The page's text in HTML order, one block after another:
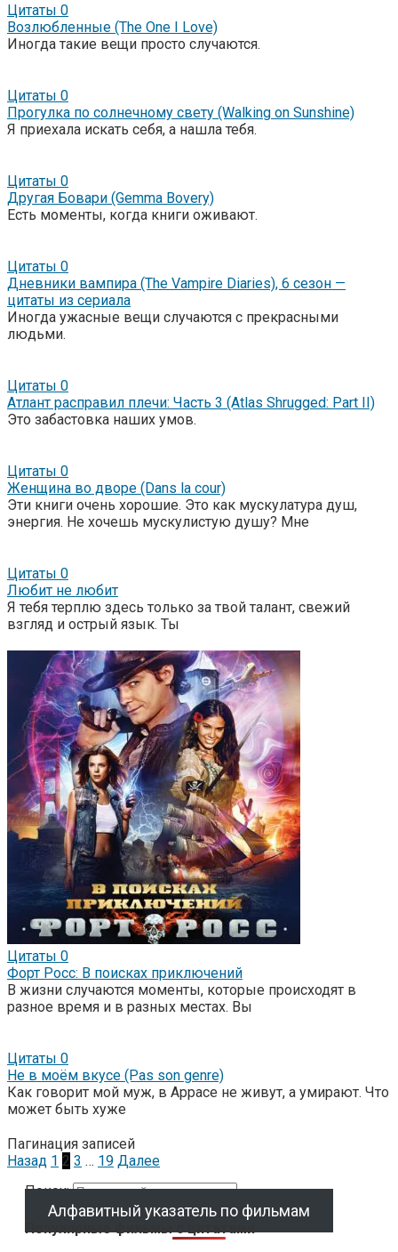
Цитаты 0
Возлюбленные (The One I Love)
Иногда такие вещи просто случаются.
Цитаты 0
Прогулка по солнечному свету (Walking on Sunshine)
Я приехала искать себя, а нашла тебя.
Цитаты 0
Другая Бовари (Gemma Bovery)
Есть моменты, когда книги оживают.
Цитаты 0
Дневники вампира (The Vampire Diaries), 6 сезон —
цитаты из сериала
Иногда ужасные вещи случаются с прекрасными
людьми.
Цитаты 0
Атлант расправил плечи: Часть 3 (Atlas Shrugged: Part II)
Это забастовка наших умов.
Цитаты 0
Женщина во дворе (Dans la cour)
Эти книги очень хорошие. Это как мускулатура душ,
энергия. Не хочешь мускулистую душу? Мне
Цитаты 0
Любит не любит
Я тебя терплю здесь только за твой талант, свежий
взгляд и острый язык. Ты
Цитаты 0
Форт Росс: В поисках приключений
В жизни случаются моменты, которые происходят в
разное время и в разных местах. Вы
Цитаты 0
Не в моём вкусе (Pas son genre)
Как говорит мой муж, в Аррасе не живут, а умирают. Что
может быть хуже
Пагинация записей
Назад 1 2 3 … 19 Далее
Поиск:
Алфавитный указатель по фильмам
Популярные фильмы с цитатами